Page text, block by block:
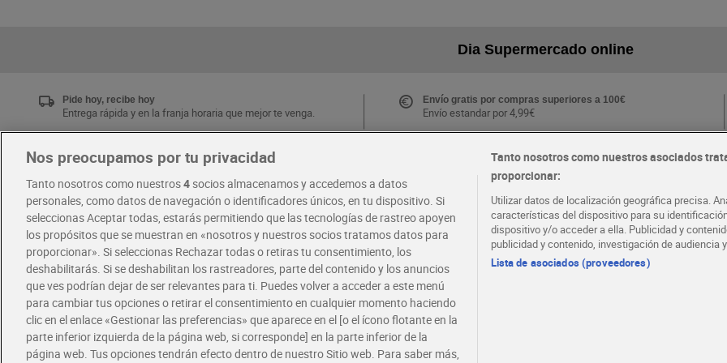
Dia Supermercado online
Pide hoy, recibe hoy
Entrega rápida y en la franja horaria que mejor te venga.
Envío gratis por compras superiores a 100€
Envío estandar por 4,99€
Disfruta las ventajas y ofertas exclusivas.
Descárgate la APP Dia
Folletos y Tiendas
cercana
RECETAS · COMER MEJOR CADA DIA · EMPLEO
Nos preocupamos por tu privacidad
Tanto nosotros como nuestros4socios almacenamos y accedemos a datos
personales, como datos de navegación o identificadores únicos, en tu dispositivo. Si
seleccionas Aceptar todas, estarás permitiendo que las tecnologías de rastreo apoyen
los propósitos que se muestran en «nosotros y nuestros socios tratamos datos para
proporcionar». Si seleccionas Rechazar todas o retiras tu consentimiento, los
deshabilitarás. Si se deshabilitan los rastreadores, parte del contenido y los anuncios
que ves podrían dejar de ser relevantes para ti. Puedes volver a acceder a este menú
para cambiar tus opciones o retirar el consentimiento en cualquier momento haciendo
clic en el enlace «Gestionar las preferencias» que aparece en el [o el ícono flotante en la
parte inferior izquierda de la página web, si corresponde] en la parte inferior de la
página web. Tus opciones tendrán efecto dentro de nuestro Sitio web. Para saber más,
Tanto nosotros como nuestros asociados
proporcionar:
Utilizar datos de localización geográfica precisa.
características del dispositivo para su
dispositivo y/o acceder a ella. Publicidad y
publicidad y contenido, investigación de audiencia
Lista de asociados (proveedores)